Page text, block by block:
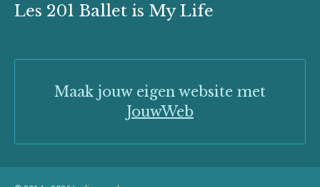
Les 201 Ballet is My Life
Maak jouw eigen website met
JouwWeb